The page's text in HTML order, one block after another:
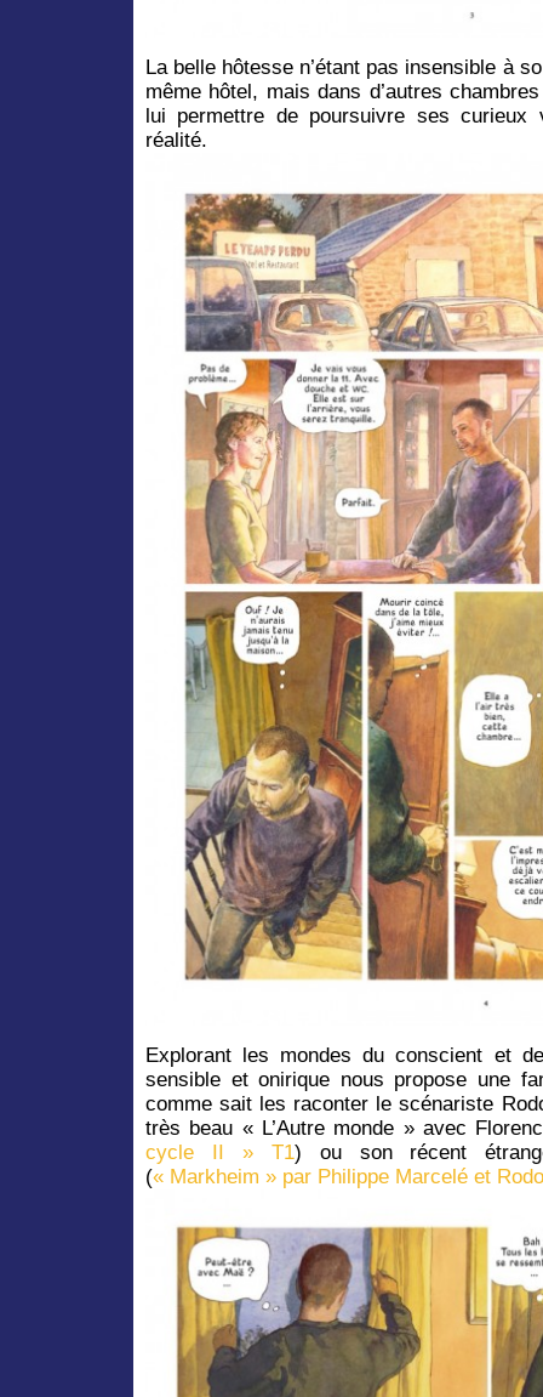
La belle hôtesse n’étant pas insensible à
même hôtel, mais dans d’autres
lui permettre de poursuivre ses curieux
réalité.
Explorant les mondes du conscient et
sensible et onirique nous propose une
comme sait les raconter le scénariste
très beau « L’Autre monde » avec
cycle II » T1) ou son récent
(« Markheim » par Philippe Marcelé et